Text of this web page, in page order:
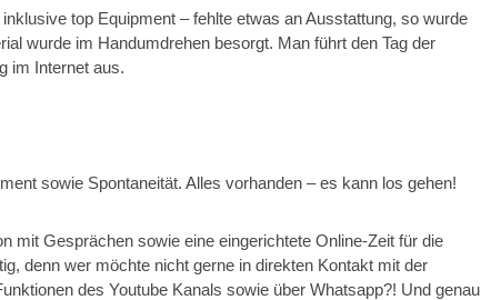
top Equipment – fehlte etwas an Ausstattung, so wurde
wurde im Handumdrehen besorgt. Man führt den Tag der
im Internet aus.
sowie Spontaneität. Alles vorhanden – es kann los gehen!
mit Gesprächen sowie eine eingerichtete Online-Zeit für die
denn wer möchte nicht gerne in direkten Kontakt mit der
des Youtube Kanals sowie über Whatsapp?! Und genau